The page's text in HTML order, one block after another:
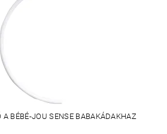
A BÉBÉ-JOU SENSE BABAKÁDAKHAZ